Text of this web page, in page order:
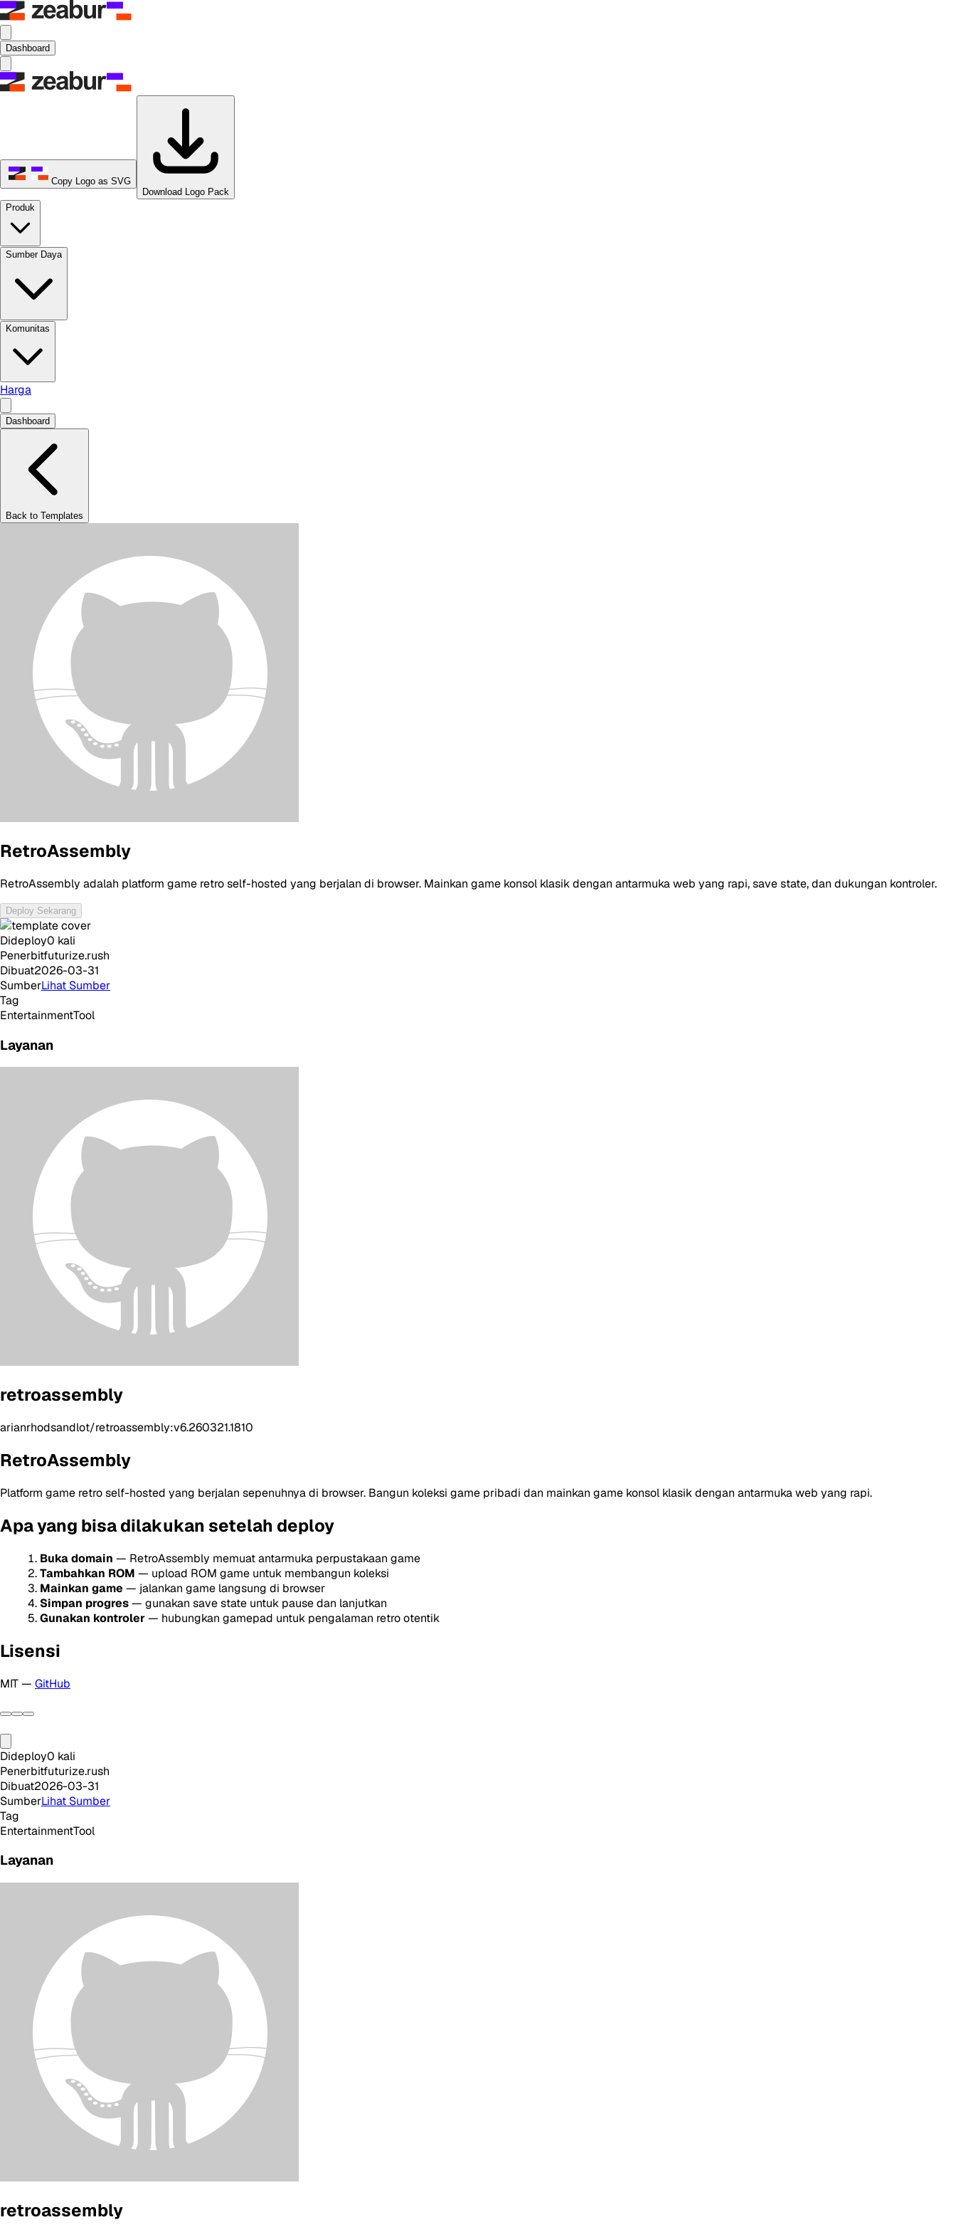
Dashboard
Copy Logo as SVG
Download Logo Pack
Produk
Sumber Daya
Komunitas
Harga
Dashboard
Back to Templates
RetroAssembly
RetroAssembly adalah platform game retro self-hosted yang berjalan di browser. Mainkan game konsol klasik dengan antarmuka web yang rapi, save state, dan dukungan kontroler.
Deploy Sekarang
Dideploy0 kali
Penerbitfuturize.rush
Dibuat2026-03-31
SumberLihat Sumber
Tag
EntertainmentTool
Layanan
retroassembly
arianrhodsandlot/retroassembly:v6.260321.1810
RetroAssembly
Platform game retro self-hosted yang berjalan sepenuhnya di browser. Bangun koleksi game pribadi dan mainkan game konsol klasik dengan antarmuka web yang rapi.
Apa yang bisa dilakukan setelah deploy
Buka domain — RetroAssembly memuat antarmuka perpustakaan game
Tambahkan ROM — upload ROM game untuk membangun koleksi
Mainkan game — jalankan game langsung di browser
Simpan progres— gunakan save state untuk pause dan lanjutkan
Gunakan kontroler— hubungkan gamepad untuk pengalaman retro otentik
Lisensi
MIT — GitHub
Dideploy0 kali
Penerbitfuturize.rush
Dibuat2026-03-31
SumberLihat Sumber
Tag
EntertainmentTool
Layanan
retroassembly